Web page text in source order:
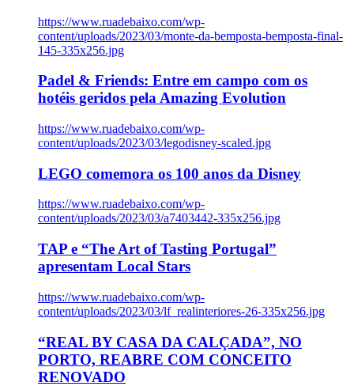
https://www.ruadebaixo.com/wp-
content/uploads/2023/03/monte-da-bemposta-bemposta-final-
145-335x256.jpg
Padel & Friends: Entre em campo com os
hotéis geridos pela Amazing Evolution
https://www.ruadebaixo.com/wp-
content/uploads/2023/03/legodisney-scaled.jpg
LEGO comemora os 100 anos da Disney
https://www.ruadebaixo.com/wp-
content/uploads/2023/03/a7403442-335x256.jpg
TAP e “The Art of Tasting Portugal”
apresentam Local Stars
https://www.ruadebaixo.com/wp-
content/uploads/2023/03/lf_realinteriores-26-335x256.jpg
“REAL BY CASA DA CALÇADA”, NO
PORTO, REABRE COM CONCEITO
RENOVADO